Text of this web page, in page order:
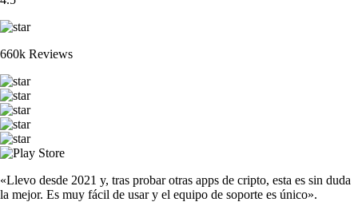
660k Reviews
«Llevo desde 2021 y, tras probar otras apps de cripto, esta es sin duda
la mejor. Es muy fácil de usar y el equipo de soporte es único».